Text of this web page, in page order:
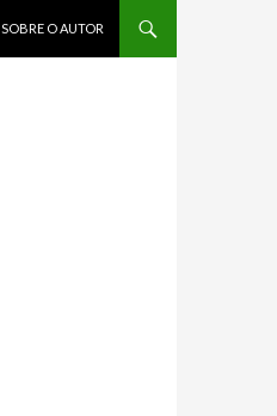
SOBRE O AUTOR